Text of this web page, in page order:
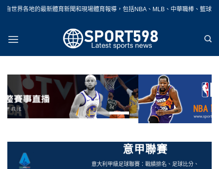
Skip
育新聞和現場體育報導，包括NBA、MLB、中華職棒、籃球、網球、足球、賽車
意甲聯賽
意大利甲級足球聯賽：戰績排名、足球比分、